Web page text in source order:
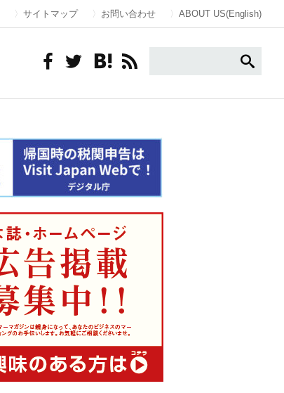
サイトマップ お問い合わせ ABOUT US(English)